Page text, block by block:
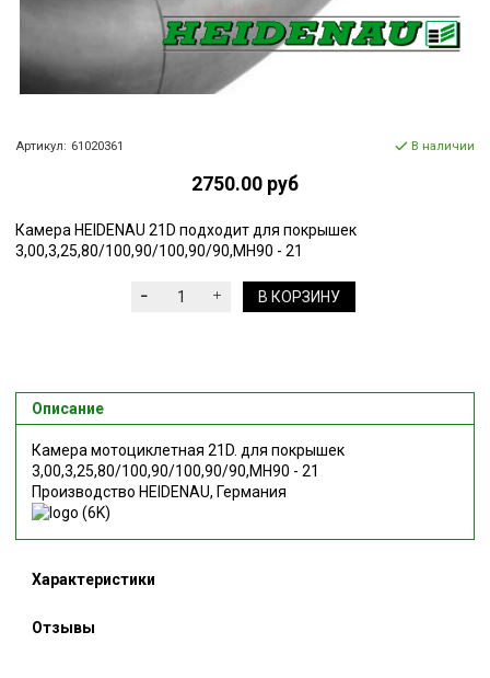
Артикул: 61020361 В наличии
2750.00 руб
Камера HEIDENAU 21D подходит для покрышек
3,00,3,25,80/100,90/100,90/90,MH90 - 21
В КОРЗИНУ
Описание
Камера мотоциклетная 21D. для покрышек
3,00,3,25,80/100,90/100,90/90,MH90 - 21
Производство HEIDENAU, Германия
Характеристики
Отзывы